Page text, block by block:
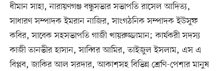
ধীমান সাহা, নারায়ণগঞ্জ বন্ধুসভার সভাপতি রাসেল আদিত্য,
সাধারণ সম্পাদক ইমরান নাজির, সাংগঠনিক সম্পাদক ইউসুফ
কবির, সাবেক সহসভাপতি গাজী খায়রুজ্জামান; কার্যকরী সদস্য
কাজী তানভীর হাসান, সাব্বির আমির, তাইজুল ইসলাম, এস এ
বিপ্লব, জাকির আল সরদার, আকাশসহ বিভিন্ন শ্রেণি-পেশার মানুষ